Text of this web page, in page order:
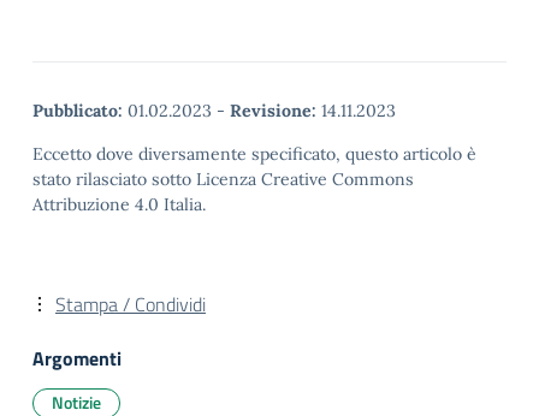
Pubblicato: 01.02.2023 - Revisione: 14.11.2023
Eccetto dove diversamente specificato, questo articolo è
stato rilasciato sotto Licenza Creative Commons
Attribuzione 4.0 Italia.
Stampa / Condividi
Argomenti
Notizie